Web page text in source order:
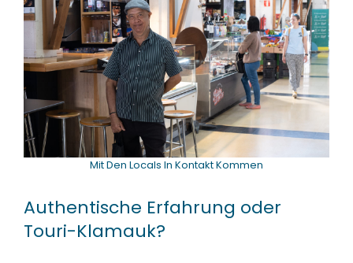
Mit Den Locals In Kontakt Kommen
Authentische Erfahrung oder
Touri-Klamauk?